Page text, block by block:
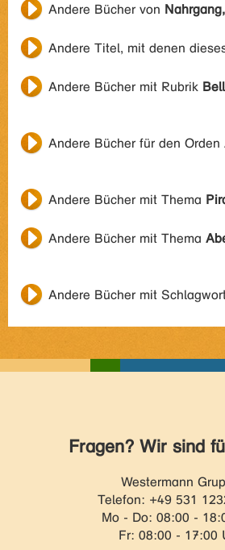
Andere Bücher von
Andere Titel, mit denen
Andere Bücher mit Rubrik
Andere Bücher für den Orden
Andere Bücher mit Thema
Andere Bücher mit Thema
Andere Bücher mit